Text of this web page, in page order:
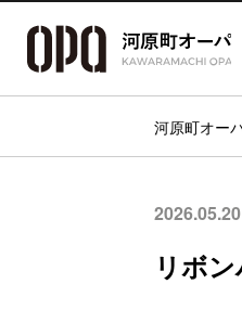
河原町オー
2026.05.20
リボ